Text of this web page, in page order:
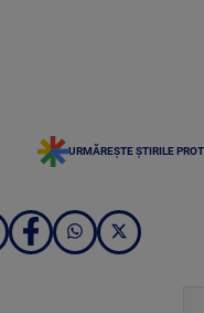
URMĂREȘTE ȘTIRILE